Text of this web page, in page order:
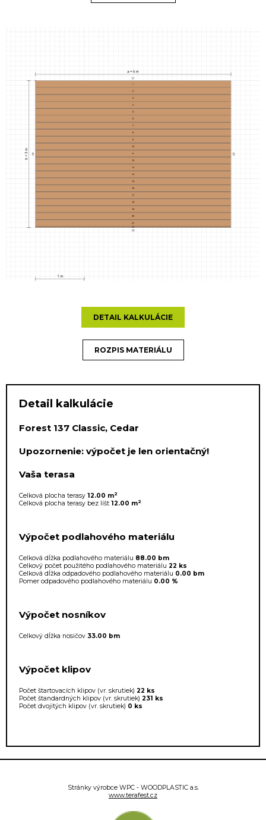
DETAIL KALKULÁCIE
ROZPIS MATERIÁLU
Detail kalkulácie
Forest 137 Classic, Cedar
Upozornenie: výpočet je len orientačný!
Vaša terasa
Celková plocha terasy 12.00 m2
Celková plocha terasy bez líšt 12.00 m2
Výpočet podlahového materiálu
Celková dĺžka podlahového materiálu 88.00 bm
Celkový počet použitého podlahového materiálu 22 ks
Celková dĺžka odpadového podlahového materiálu 0.00 bm
Pomer odpadového podlahového materiálu 0.00 %
Výpočet nosníkov
Celkový dĺžka nosičov 33.00 bm
Výpočet klipov
Počet štartovacích klipov (vr. skrutiek) 22 ks
Počet štandardných klipov (vr. skrutiek) 231 ks
Počet dvojitých klipov (vr. skrutiek) 0 ks
Stránky výrobce WPC - WOODPLASTIC a.s.
www.terafest.cz